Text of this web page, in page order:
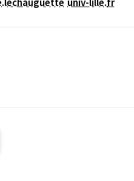
nouvelle fenêtre)
univ-lille.fr
vers la page Linkedin (